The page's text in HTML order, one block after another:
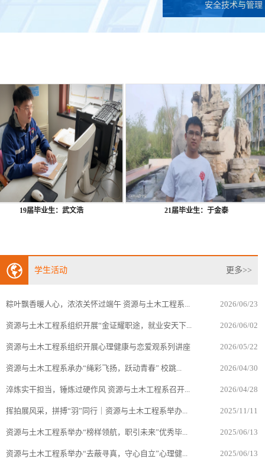
安全技术与管理
业生：武文浩 21届毕业生：于金泰
学生活动 更多>>
粽叶飘香暖人心，浓浓关怀过端午 资源与土木工程系... 2026/06/23
资源与土木工程系组织开展“金证耀职途，就业安天下... 2026/06/02
资源与土木工程系组织开展心理健康与恋爱观系列讲座 2026/05/22
资源与土木工程系承办“绳彩飞扬，跃动青春” 校跳... 2026/04/30
淬炼实干担当，锤炼过硬作风 资源与土木工程系召开... 2026/04/28
挥拍展风采，拼搏“羽”同行｜资源与土木工程系举办... 2025/11/11
资源与土木工程系举办“榜样领航，职引未来”优秀毕... 2025/06/13
资源与土木工程系举办“去蔽寻真，守心自立”心理健... 2025/06/13